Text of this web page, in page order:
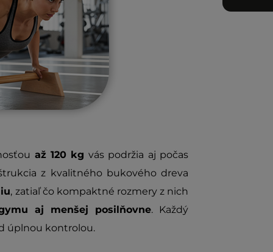
až 120 kg vás podržia aj počas
z kvalitného bukového dreva
, zatiaľ čo kompaktné rozmery z nich
aj menšej posilňovne. Každý
úplnou kontrolou.